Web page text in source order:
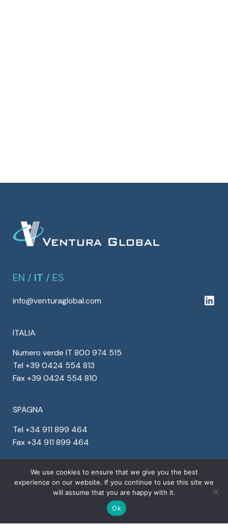
EN / IT / ES
info@venturaglobal.com
ITALIA
Numero verde IT 800 974 515
Tel +39 0424 554 813
Fax +39 0424 554 810
SPAGNA
Tel +34 911 899 464
Fax +34 911 899 464
NEL MONDO
Denmark +45 78 77 29 44
Finland +358 94 245 1598
We use cookies to ensure that we give you the best
experience on our website. If you continue to use this site we
will assume that you are happy with it.
Ok